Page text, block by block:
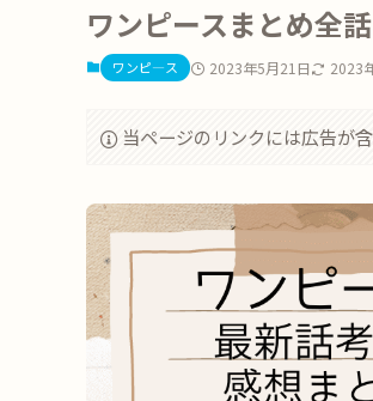
ワンピースまとめ全
ワンピ―ス 2023年5月21日 2023
当ページのリンクには広告が含